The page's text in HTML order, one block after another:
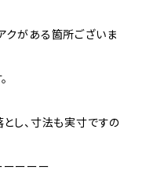
クがある箇所ございま
し、寸法も実寸ですの
ーーー